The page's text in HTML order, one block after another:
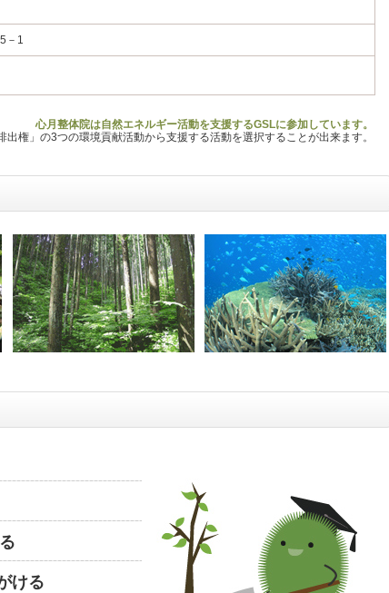
－1
心月整体院は自然エネルギー活動を支援するGSLに参加しています。
権」の3つの環境貢献活動から支援する活動を選択することが出来ます。
ける